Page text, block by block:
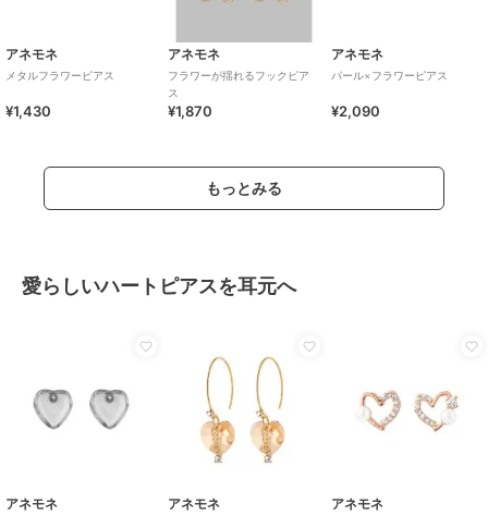
アネモネ
メタルフラワーピアス
¥1,430
アネモネ
フラワーが揺れるフックピア
ス
¥1,870
アネモネ
パール×フラワーピアス
¥2,090
もっとみる
愛らしいハートピアスを耳元へ
アネモネ アネモネ アネモネ